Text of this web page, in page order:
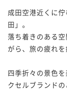
成田空港近くに
田」。
落ち着きのある
がら、旅の疲れ
四季折々の景色
クセルブランド